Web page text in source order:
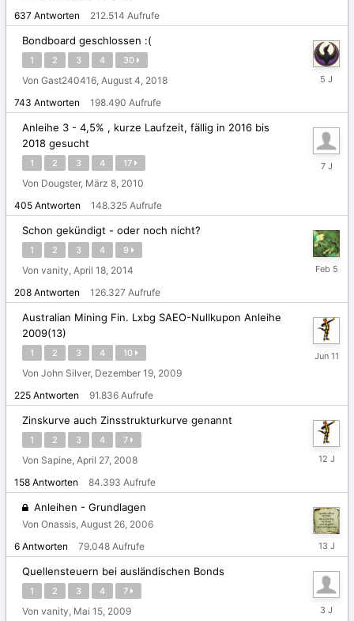
637 Antworten 212.514 Aufrufe
Bondboard geschlossen :(
1 2 3 4 30
Von Gast240416, August 4, 2018
743 Antworten 198.490 Aufrufe
Oktober
Anleihe 3 - 4,5% , kurze Laufzeit, fällig in 2016 bis
2018 gesucht
1 2 3 4 17
Von Dougster, März 8, 2010
405 Antworten 148.325 Aufrufe
Schon gekündigt - oder noch nicht?
1 2 3 4 9
Von vanity, April 18, 2014
208 Antworten 126.327 Aufrufe
5.
Australian Mining Fin. Lxbg SAEO-Nullkupon Anleihe
2009(13)
1 2 3 4 10
Von John Silver, Dezember 19, 2009
225 Antworten 91.836 Aufrufe
11.
Zinskurve auch Zinsstrukturkurve genannt
1 2 3 4 7
Von Sapine, April 27, 2008
158 Antworten 84.393 Aufrufe
Februar
Anleihen - Grundlagen
Von Onassis, August 26, 2006
6 Antworten 79.048 Aufrufe
Januar
9,
2013
Quellensteuern bei ausländischen Bonds
1 2 3 4 7
Von vanity, Mai 15, 2009
Oktober